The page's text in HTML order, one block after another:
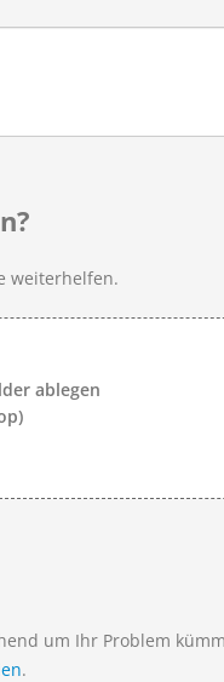
weiterhelfen.
ablegen
um Ihr Problem
.